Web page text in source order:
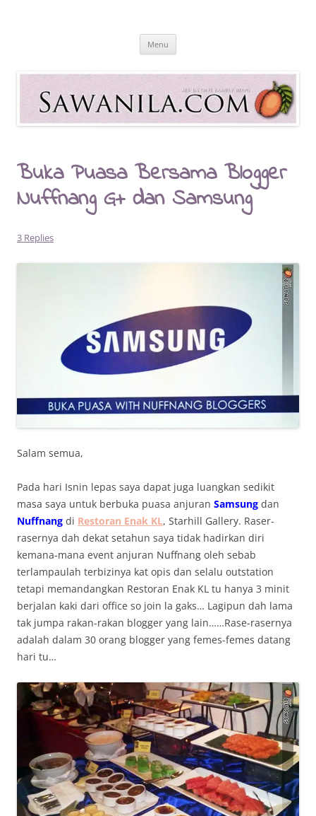
Sawanila.com
All In One Family Blog
Menu
Buka Puasa Bersama Blogger
Nuffnang G+ dan Samsung
3 Replies
Salam semua,
Pada hari Isnin lepas saya dapat juga luangkan sedikit
masa saya untuk berbuka puasa anjuran Samsung dan
Nuffnang di Restoran Enak KL, Starhill Gallery. Raser-
rasernya dah dekat setahun saya tidak hadirkan diri
kemana-mana event anjuran Nuffnang oleh sebab
terlampaulah terbizinya kat opis dan selalu outstation
tetapi memandangkan Restoran Enak KL tu hanya 3 minit
berjalan kaki dari office so join la gaks… Lagipun dah lama
tak jumpa rakan-rakan blogger yang lain……Rase-rasernya
adalah dalam 30 orang blogger yang femes-femes datang
hari tu…